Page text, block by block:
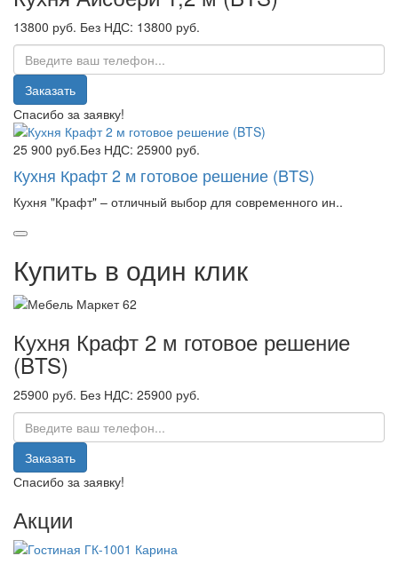
13800 руб. Без НДС: 13800 руб.
Заказать
Спасибо за заявку!
25 900 руб.Без НДС: 25900 руб.
Кухня Крафт 2 м готовое решение (BTS)
Кухня "Крафт" – отличный выбор для современного ин..
Купить в один клик
Кухня Крафт 2 м готовое решение
(BTS)
25900 руб. Без НДС: 25900 руб.
Заказать
Спасибо за заявку!
Акции